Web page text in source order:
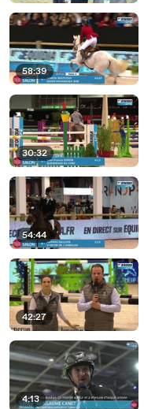
58:39
30:32
54:44
42:27
4:13